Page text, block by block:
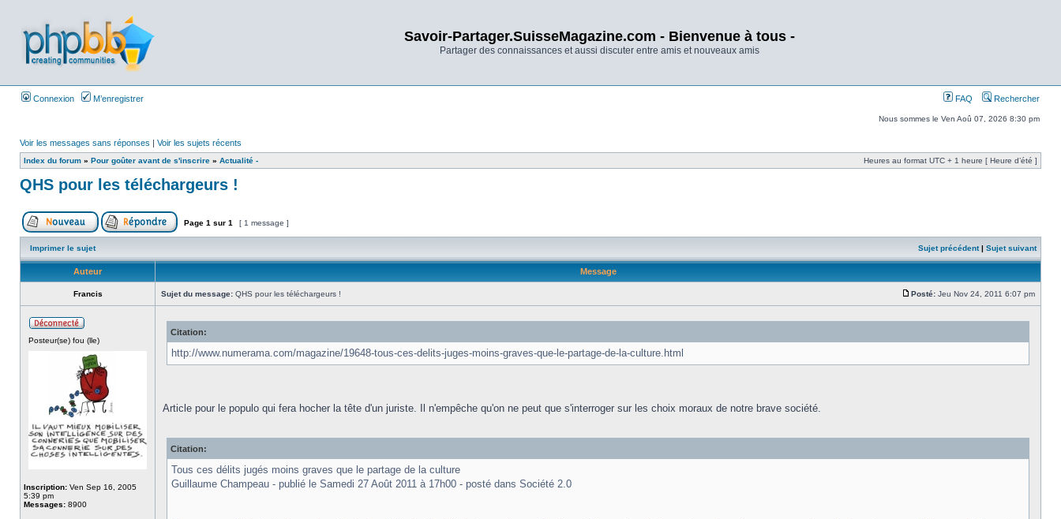
Savoir-Partager.SuisseMagazine.com - Bienvenue à tous -
Partager des connaissances et aussi discuter entre amis et nouveaux amis
Connexion M’enregistrer FAQ Rechercher
Nous sommes le Ven Aoû 07, 2026 8:30 pm
Voir les messages sans réponses | Voir les sujets récents
Index du forum » Pour goûter avant de s'inscrire » Actualité - Heures au format UTC + 1 heure [ Heure d’été ]
QHS pour les téléchargeurs !
Page 1 sur 1 [ 1 message ]
Imprimer le sujet Sujet précédent| Sujet suivant
Auteur Message
Francis Sujet du message: QHS pour les téléchargeurs ! Posté: Jeu Nov 24, 2011 6:07 pm
Posteur(se) fou (lle)
Inscription: Ven Sep 16, 2005
5:39 pm
Messages: 8900
Citation:
http://www.numerama.com/magazine/19648-tous-ces-delits-juges-moins-graves-que-le-partage-de-la-culture.html
Article pour le populo qui fera hocher la tête d'un juriste. Il n'empêche qu'on ne peut que s'interroger sur les choix moraux de notre brave société.
Citation:
Tous ces délits jugés moins graves que le partage de la culture
Guillaume Champeau - publié le Samedi 27 Août 2011 à 17h00 - posté dans Société 2.0